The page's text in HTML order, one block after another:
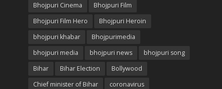
Bhojpuri Cinema
Bhojpuri Film
Bhojpuri Film Hero
Bhojpuri Heroin
bhojpuri khabar
Bhojpurimedia
bhojpuri media
bhojpuri news
bhojpuri song
Bihar
Bihar Election
Bollywood
Chief minister of Bihar
coronavirus